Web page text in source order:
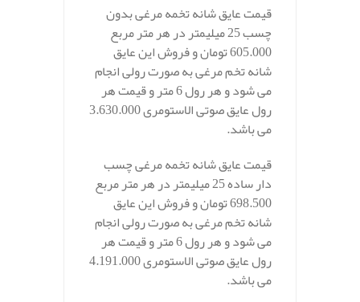
قیمت عایق شانه تخمه مرغی بدون
چسب 25 میلیمتر در هر متر مربع
605.000 تومان و فروش این عایق
شانه تخم مرغی به صورت رولی انجام
می شود و هر رول 6 متر و قیمت هر
رول عایق صوتی الاستومری 3.630.000
می باشد.
قیمت عایق شانه تخمه مرغی چسب
دار ساده 25 میلیمتر در هر متر مربع
698.500 تومان و فروش این عایق
شانه تخم مرغی به صورت رولی انجام
می شود و هر رول 6 متر و قیمت هر
رول عایق صوتی الاستومری 4.191.000
می باشد.